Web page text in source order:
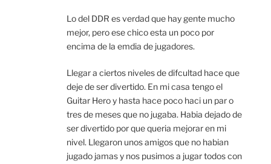
Lo del DDR es verdad que hay gente mucho
mejor, pero ese chico esta un poco por
encima de la emdia de jugadores.
Llegar a ciertos niveles de difcultad hace que
deje de ser divertido. En mi casa tengo el
Guitar Hero y hasta hace poco haci un par o
tres de meses que no jugaba. Habia dejado de
ser divertido por que queria mejorar en mi
nivel. Llegaron unos amigos que no habian
jugado jamas y nos pusimos a jugar todos con